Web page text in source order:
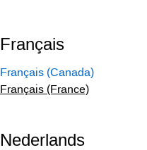
Français
Français (Canada)
Français (France)
Nederlands